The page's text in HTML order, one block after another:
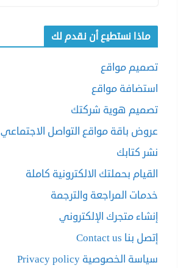
ماذا نستطيع أن نقدم لك
تصميم مواقع
استضافة مواقع
تصميم هوية شركتك
عروض باقة مواقع التواصل الاجتماعي
نشر كتابك
القيام بحملتك الالكترونية كاملة
خدمات المراجعة والترجمة
إنشاء متجرك الإلكتروني
إتصل بنا Contact us
سياسة الخصوصية Privacy policy